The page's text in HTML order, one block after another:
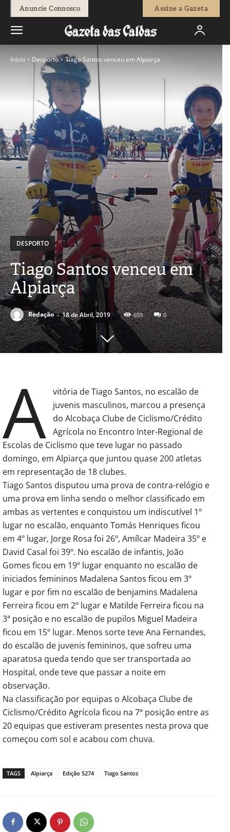
Anuncie Connosco Assine a Gazeta
Início Desporto Tiago Santos venceu em Alpiarça
DESPORTO
Tiago Santos venceu em
Alpiarça
Redação - 18 de Abril, 2019 659 0
A
vitória de Tiago Santos, no escalão de
juvenis masculinos, marcou a presença
do Alcobaça Clube de Ciclismo/Crédito
Agrícola no Encontro Inter-Regional de
Escolas de Ciclismo que teve lugar no passado
domingo, em Alpiarça que juntou quase 200 atletas
em representação de 18 clubes.
Tiago Santos disputou uma prova de contra-relógio e
uma prova em linha sendo o melhor classificado em
ambas as vertentes e conquistou um indiscutível 1º
lugar no escalão, enquanto Tomás Henriques ficou
em 4º lugar, Jorge Rosa foi 26º, Amílcar Madeira 35º e
David Casal foi 39º. No escalão de infantis, João
Gomes ficou em 19º lugar enquanto no escalão de
iniciados femininos Madalena Santos ficou em 3º
lugar e por fim no escalão de benjamins Madalena
Ferreira ficou em 2º lugar e Matilde Ferreira ficou na
3ª posição e no escalão de pupilos Miguel Madeira
ficou em 15º lugar. Menos sorte teve Ana Fernandes,
do escalão de juvenis femininos, que sofreu uma
aparatosa queda tendo que ser transportada ao
Hospital, onde teve que passar a noite em
observação.
Na classificação por equipas o Alcobaça Clube de
Ciclismo/Crédito Agrícola ficou na 7ª posição entre as
20 equipas que estiveram presentes nesta prova que
começou com sol e acabou com chuva.
TAGS Alpiarça Edição 5274 Tiago Santos